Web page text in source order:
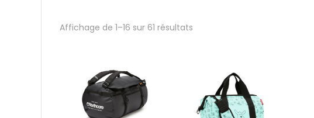
Affichage de 1–16 sur 61 résultats